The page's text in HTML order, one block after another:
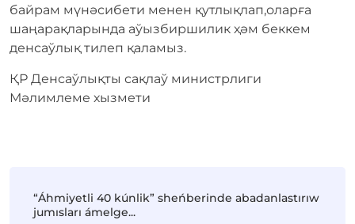
байрам мүнәсибети менен қутлықлап,оларға
шаңарақларында аўызбиршилик ҳәм беккем
денсаўлық тилеп қаламыз.
ҚР Денсаўлықты сақлаў министрлиги
Мәлимлеме хызмети
“Áhmiyetli 40 kúnlik” sheńberinde abadanlastırıw
jumısları ámelge...